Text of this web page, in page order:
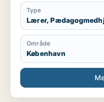
Type
Lærer,
Område
København